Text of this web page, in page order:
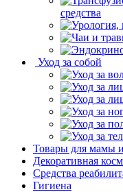
средства
Уход за собой
Товары для мамы
Декоративная
Средства
Гигиена